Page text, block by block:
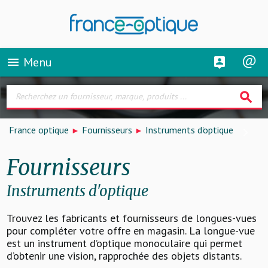
menu Menu
search
France optique Fournisseurs Instruments d'optique
Fournisseurs
Instruments d'optique
Trouvez les fabricants et fournisseurs de longues-vues
pour compléter votre offre en magasin. La longue-vue
est un instrument d’optique monoculaire qui permet
d’obtenir une vision, rapprochée des objets distants.